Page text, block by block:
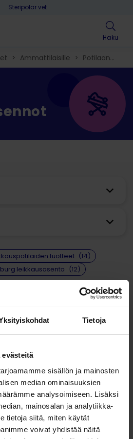
Tietoja
evästeitä
sisällön ja mainosten
median ominaisuuksien
analysoimiseen. Lisäksi
mainosalan ja analytiikka-
tietoja siitä, miten käytät
voivat yhdistää näitä
Steripolar vet
Haku
> Ammattilaisille > Potilaan
tuotteet (14)
leikkausasento (12)
ja -pääntuet tukevat
komplikaatioiden, kuten
riskiä haastavissa
toimenpiteiden aikana.